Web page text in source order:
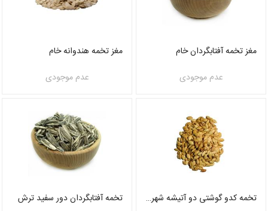
مغز تخمه آفتابگردان خام
عدم موجودی
مغز تخمه هندوانه خام
عدم موجودی
تخمه کدو گوشتی دو آتیشه شهر آجیل
تخمه آفتابگردان دور سفید ترش